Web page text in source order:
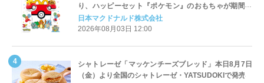
り、ハッピーセット『ポケモン』のおもちゃが期間限
定登場
日本マクドナルド株式会社
2026年08月03日 12:00
シャトレーゼ「マッケンチーズブレッド」本日8月7日
（金）より全国のシャトレーゼ・YATSUDOKIで発売